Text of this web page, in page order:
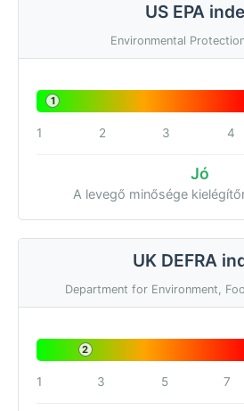
US EPA
Environmental
1
1 2 3 4
Jó
A levegő minősége
UK DEFRA
Department for Environment,
2
1 3 5 7